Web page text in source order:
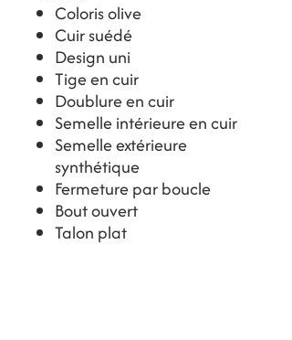
Coloris olive
Cuir suédé
Design uni
Tige en cuir
Doublure en cuir
Semelle intérieure en cuir
Semelle extérieure
synthétique
Fermeture par boucle
Bout ouvert
Talon plat